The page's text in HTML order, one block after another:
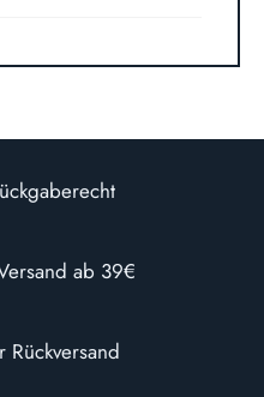
ab 39€
Rückversand